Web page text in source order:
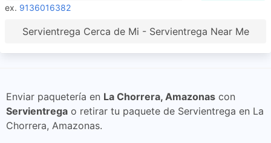
ex. 9136016382
Servientrega Cerca de Mi - Servientrega Near Me
Enviar paquetería en La Chorrera, Amazonas con
Servientrega o retirar tu paquete de Servientrega en La
Chorrera, Amazonas.